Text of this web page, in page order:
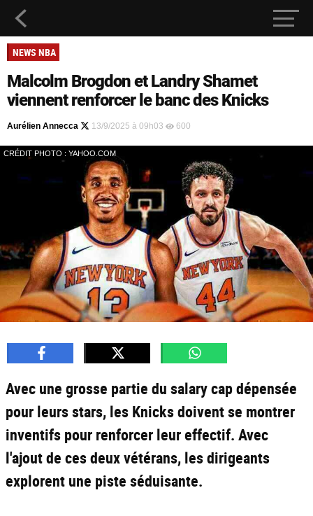
NEWS NBA
Malcolm Brogdon et Landry Shamet
viennent renforcer le banc des Knicks
Aurélien Annecca 13/9/2025 à 09h03 600
CRÉDIT PHOTO : YAHOO.COM
Avec une grosse partie du salary cap dépensée
pour leurs stars, les Knicks doivent se montrer
inventifs pour renforcer leur effectif. Avec
l'ajout de ces deux vétérans, les dirigeants
explorent une piste séduisante.